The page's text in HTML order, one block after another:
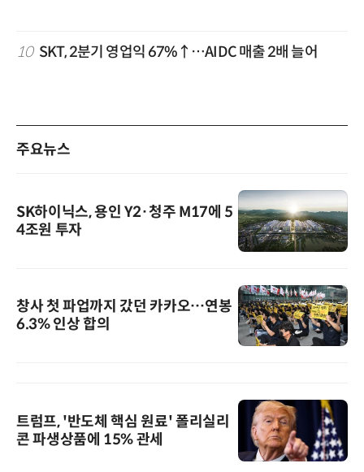
10 SKT, 2분기 영업익 67%↑…AIDC 매출 2배 늘어
주요뉴스
SK하이닉스, 용인 Y2·청주 M17에 5
4조원 투자
창사 첫 파업까지 갔던 카카오…연봉
6.3% 인상 합의
트럼프, '반도체 핵심 원료' 폴리실리
콘 파생상품에 15% 관세